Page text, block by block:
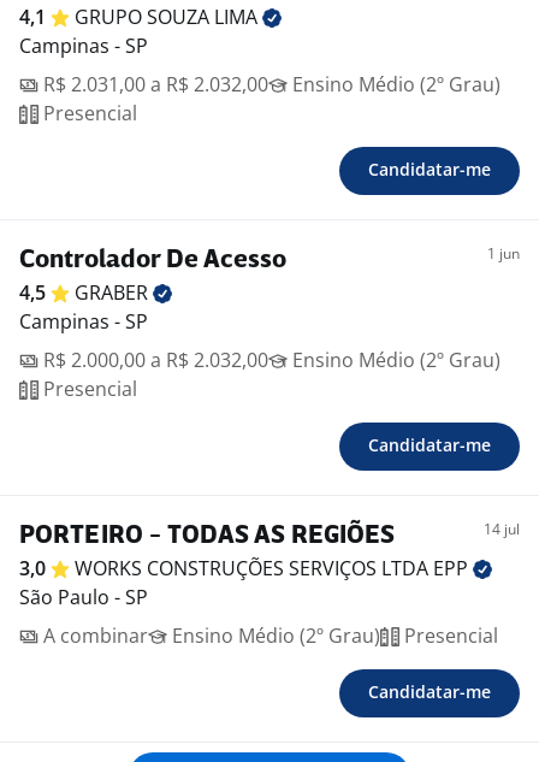
4,1 GRUPO SOUZA LIMA
Campinas - SP
R$ 2.031,00 a R$ 2.032,00
Ensino Médio (2º Grau)
Presencial
Candidatar-me
Controlador De Acesso 1 jun
4,5
GRABER
Campinas - SP
R$ 2.000,00 a R$ 2.032,00
Ensino Médio (2º Grau)
Presencial
Candidatar-me
PORTEIRO - TODAS AS REGIÕES 14 jul
3,0 WORKS CONSTRUÇÕES SERVIÇOS LTDA EPP
São Paulo - SP
A combinar
Ensino Médio (2º Grau) Presencial
Candidatar-me